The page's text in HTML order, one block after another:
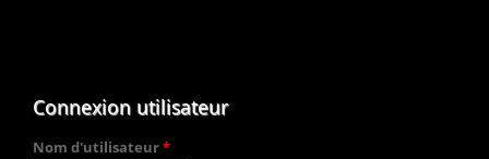
Connexion utilisateur
Nom d'utilisateur*